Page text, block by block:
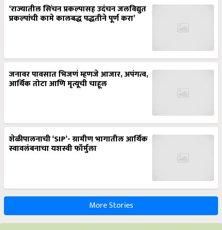
‘राज्यातील सिंचन प्रकल्पासह उदंचन जलविद्युत
प्रकल्पांची कामे कालबद्ध पद्धतीने पूर्ण करा’
जनावर पावसात भिजणं म्हणजे आजार, अपंगत्व,
आर्थिक तोटा आणि मृत्यूची चाहूल
शेळीपालनाची ‘SIP’- ग्रामीण भागातील आर्थिक
स्वावलंबनाचा यशस्वी फॉर्मुला
More Stories